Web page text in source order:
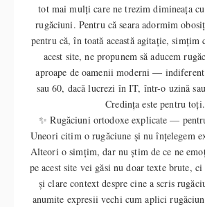
tot mai mulți care ne trezim dimineața
rugăciuni. Pentru că seara adormim
pentru că, în toată această agitație, simțim
acest site, ne propunem să aducem
aproape de oamenii moderni —
sau 60, dacă lucrezi în IT, într-o uzină
Credința este pentru toți.
✨ Rugăciuni ortodoxe explicate —
Uneori citim o rugăciune și nu înțelegem
Alteori o simțim, dar nu știm de ce ne
pe acest site vei găsi nu doar texte brute,
și clare context despre cine a scris
anumite expresii vechi cum aplici